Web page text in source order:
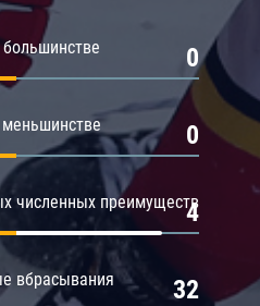
0
0
численных преимуществ
4
вбрасывания 32